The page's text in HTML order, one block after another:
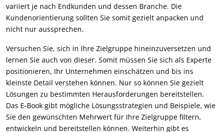
variiert je nach Endkunden und dessen Branche. Die
Kundenorientierung sollten Sie somit gezielt anpacken und
nicht nur aussprechen.
Versuchen Sie, sich in Ihre Zielgruppe hineinzuversetzen und
lernen Sie auch von dieser. Somit müssen Sie sich als Experte
positionieren, Ihr Unternehmen einschätzen und bis ins
kleinste Detail verstehen können. Nur so können Sie gezielt
Lösungen zu bestimmten Herausforderungen bereitstellen.
Das E-Book gibt mögliche Lösungsstrategien und Beispiele, wie
Sie den gewünschten Mehrwert für Ihre Zielgruppe filtern,
entwickeln und bereitstellen können. Weiterhin gibt es